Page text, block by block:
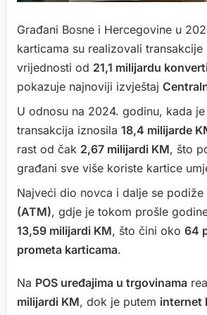
Građani Bosne i Hercegovine u
karticama su realizovali transakcije
vrijednosti od 21,1 milijardu
pokazuje najnoviji izvještaj
U odnosu na 2024. godinu, kada
transakcija iznosila 18,4 milijarde
rast od čak 2,67 milijardi KM, što
građani sve više koriste kartice
Najveći dio novca i dalje se podiže
(ATM), gdje je tokom prošle
13,59 milijardi KM, što čini oko 64
prometa karticama.
Na POS uređajima u trgovinama
milijardi KM, dok je putem internet